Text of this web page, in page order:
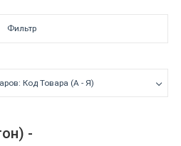
Фильтр
Код Товара (А - Я)
-